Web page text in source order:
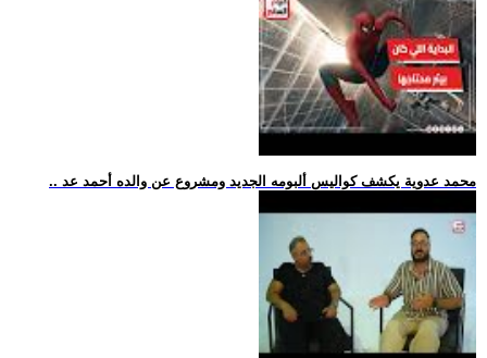
.. محمد عدوية يكشف كواليس ألبومه الجديد ومشروع عن والده أحمد عد